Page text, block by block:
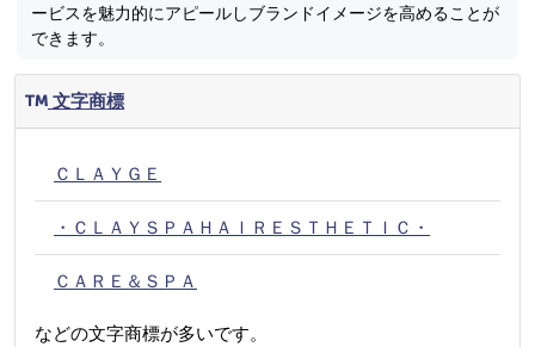
ービスを魅力的にアピールしブランドイメージを高めることが
できます。
文字商標
ＣＬＡＹＧＥ
・ＣＬＡＹＳＰＡＨＡＩＲＥＳＴＨＥＴＩＣ・
ＣＡＲＥ＆ＳＰＡ
などの文字商標が多いです。